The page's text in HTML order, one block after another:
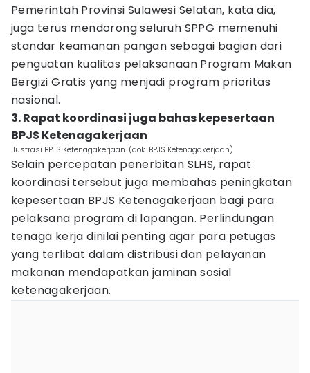
Pemerintah Provinsi Sulawesi Selatan, kata dia,
juga terus mendorong seluruh SPPG memenuhi
standar keamanan pangan sebagai bagian dari
penguatan kualitas pelaksanaan Program Makan
Bergizi Gratis yang menjadi program prioritas
nasional.
3. Rapat koordinasi juga bahas kepesertaan
BPJS Ketenagakerjaan
Ilustrasi BPJS Ketenagakerjaan. (dok. BPJS Ketenagakerjaan)
Selain percepatan penerbitan SLHS, rapat
koordinasi tersebut juga membahas peningkatan
kepesertaan BPJS Ketenagakerjaan bagi para
pelaksana program di lapangan. Perlindungan
tenaga kerja dinilai penting agar para petugas
yang terlibat dalam distribusi dan pelayanan
makanan mendapatkan jaminan sosial
ketenagakerjaan.